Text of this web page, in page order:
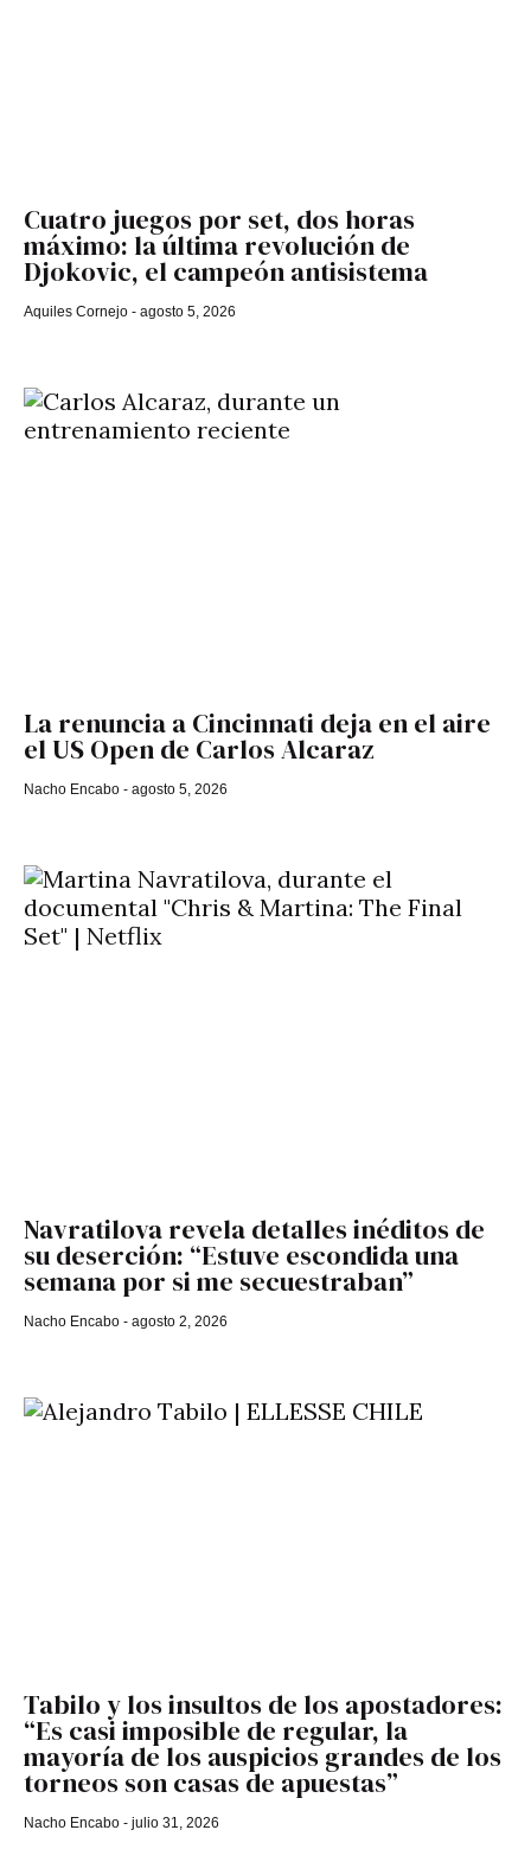
Cuatro juegos por set, dos horas
máximo: la última revolución de
Djokovic, el campeón antisistema
Aquiles Cornejo agosto 5, 2026
La renuncia a Cincinnati deja en el aire
el US Open de Carlos Alcaraz
Nacho Encabo agosto 5, 2026
Navratilova revela detalles inéditos de
su deserción: “Estuve escondida una
semana por si me secuestraban”
Nacho Encabo agosto 2, 2026
Tabilo y los insultos de los apostadores:
“Es casi imposible de regular, la
mayoría de los auspicios grandes de los
torneos son casas de apuestas”
Nacho Encabo julio 31, 2026